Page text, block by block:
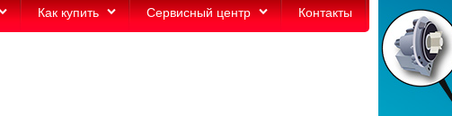
Как купить Сервисный центр Контакты